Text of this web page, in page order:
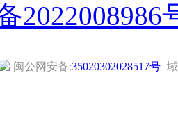
2022008986
闽公网安备:35020302028517号